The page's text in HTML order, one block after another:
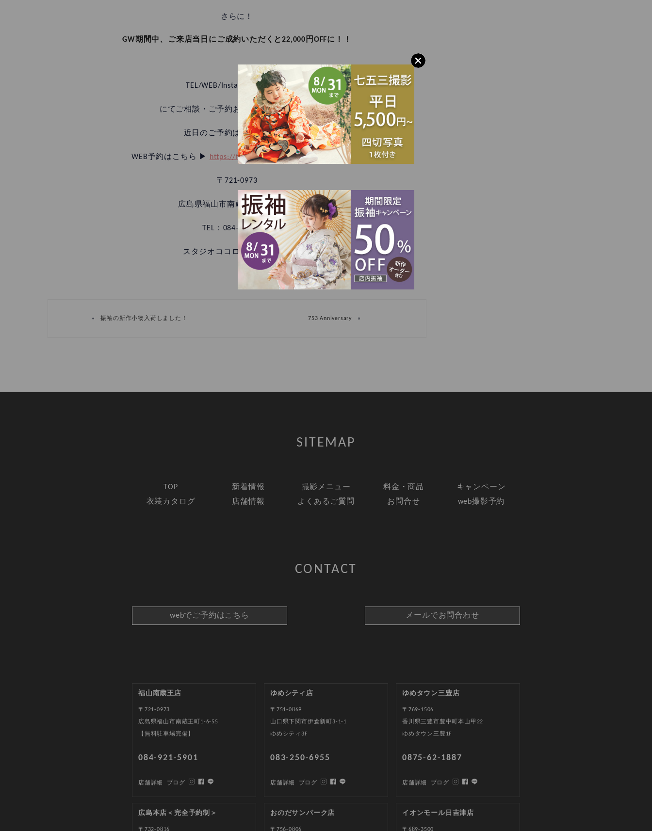
さらに！
GW期間中、ご来店当日にご成約いただくと22,000円OFFに！！
TEL/WEB/InstagramDM/LINE
にてご相談・ご予約お待ちしております💐
近日のご予約はお電話にて😊
WEB予約はこちら ▶︎ https://furisode-expo.com/cocolofull/
〒721-0973
広島県福山市南蔵王町1丁目6-55
TEL：084-921-5901
スタジオココロフル 南蔵王店
« 振袖の新作小物入荷しました！ 753 Anniversary »
SITEMAP
TOP 新着情報 撮影メニュー 料金・商品
キャンペーン
衣装カタログ
店舗情報 よくあるご質問 お問合せ web撮影予約
CONTACT
webでご予約はこちら メールでお問合わせ
福山南蔵王店
〒721-0973
広島県福山市南蔵王町1-6-55
【無料駐車場完備】
084-921-5901
店舗詳細 ブログ
ゆめシティ店
〒751-0869
山口県下関市伊倉新町3-1-1
ゆめシティ3F
083-250-6955
店舗詳細 ブログ
ゆめタウン三豊店
〒769-1506
香川県三豊市豊中町本山甲22
ゆめタウン三豊1F
0875-62-1887
店舗詳細 ブログ
広島本店＜完全予約制＞
〒732-0816
おのだサンパーク店
〒756-0806
イオンモール日吉津店
〒689-3500